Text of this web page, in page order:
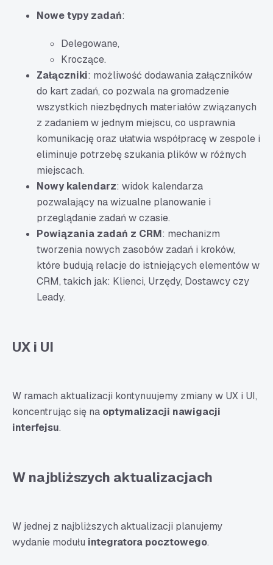
Nowe typy zadań:
Delegowane,
Kroczące.
Załączniki: możliwość dodawania załączników
do kart zadań, co pozwala na gromadzenie
wszystkich niezbędnych materiałów związanych
z zadaniem w jednym miejscu, co usprawnia
komunikację oraz ułatwia współpracę w zespole i
eliminuje potrzebę szukania plików w różnych
miejscach.
Nowy kalendarz: widok kalendarza
pozwalający na wizualne planowanie i
przeglądanie zadań w czasie.
Powiązania zadań z CRM: mechanizm
tworzenia nowych zasobów zadań i kroków,
które budują relacje do istniejących elementów w
CRM, takich jak: Klienci, Urzędy, Dostawcy czy
Leady.
UX i UI
W ramach aktualizacji kontynuujemy zmiany w UX i UI,
koncentrując się na optymalizacji nawigacji
interfejsu.
W najbliższych aktualizacjach
W jednej z najbliższych aktualizacji planujemy
wydanie modułu integratora pocztowego.